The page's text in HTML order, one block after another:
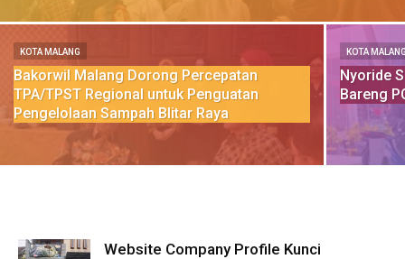
KOTA MALANG
Bakorwil Malang Dorong Percepatan
TPA/TPST Regional untuk Penguatan
Pengelolaan Sampah Blitar Raya
KOTA
Nyoride
Bareng
Website Company Profile Kunci